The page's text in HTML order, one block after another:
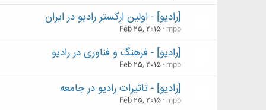
[رادیو] - اولین ارکستر رادیو در ایران
mpb
Feb 25, 2015
[رادیو] - فرهنگ و فناوری در رادیو
mpb
Feb 25, 2015
[رادیو] - تاثیرات رادیو در جامعه
mpb
Feb 25, 2015